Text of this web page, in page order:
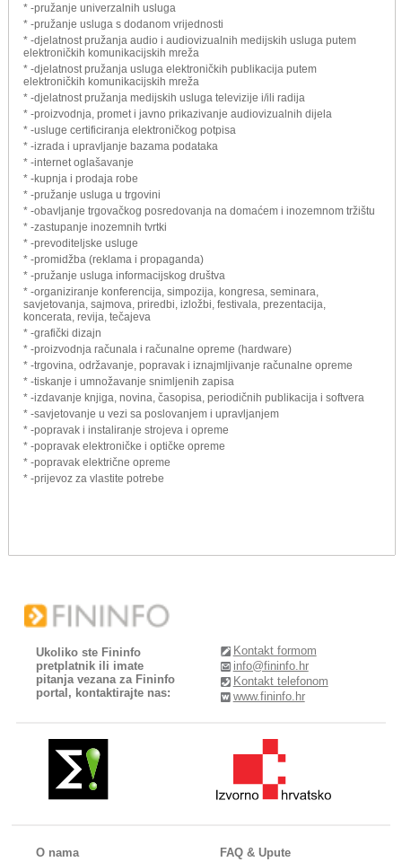
* -pružanje univerzalnih usluga
* -pružanje usluga s dodanom vrijednosti
* -djelatnost pružanja audio i audiovizualnih medijskih usluga putem
elektroničkih komunikacijskih mreža
* -djelatnost pružanja usluga elektroničkih publikacija putem
elektroničkih komunikacijskih mreža
* -djelatnost pružanja medijskih usluga televizije i/ili radija
* -proizvodnja, promet i javno prikazivanje audiovizualnih dijela
* -usluge certificiranja elektroničkog potpisa
* -izrada i upravljanje bazama podataka
* -internet oglašavanje
* -kupnja i prodaja robe
* -pružanje usluga u trgovini
* -obavljanje trgovačkog posredovanja na domaćem i inozemnom tržištu
* -zastupanje inozemnih tvrtki
* -prevoditeljske usluge
* -promidžba (reklama i propaganda)
* -pružanje usluga informacijskog društva
* -organiziranje konferencija, simpozija, kongresa, seminara,
savjetovanja, sajmova, priredbi, izložbi, festivala, prezentacija,
koncerata, revija, tečajeva
* -grafički dizajn
* -proizvodnja računala i računalne opreme (hardware)
* -trgovina, održavanje, popravak i iznajmljivanje računalne opreme
* -tiskanje i umnožavanje snimljenih zapisa
* -izdavanje knjiga, novina, časopisa, periodičnih publikacija i softvera
* -savjetovanje u vezi sa poslovanjem i upravljanjem
* -popravak i instaliranje strojeva i opreme
* -popravak elektroničke i optičke opreme
* -popravak električne opreme
* -prijevoz za vlastite potrebe
Ukoliko ste Fininfo
pretplatnik ili imate
pitanja vezana za Fininfo
portal, kontaktirajte nas:
Kontakt formom
info@fininfo.hr
Kontakt telefonom
www.fininfo.hr
O nama
FAQ & Upute